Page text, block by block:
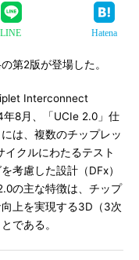
LINE Hatena
第2版が登場した。
Interconnect
8月、「UCIe 2.0」仕
は、複数のチップレッ
クルにわたるテスト
考慮した設計（DFx）
の主な特徴は、チップ
上を実現する3D（3次
である。